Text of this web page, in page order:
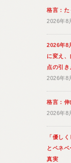
格言：た
2026年8
2026年8
に変え
点の引
2026年8
格言：伸
2026年8
「優し
とペネ
真実